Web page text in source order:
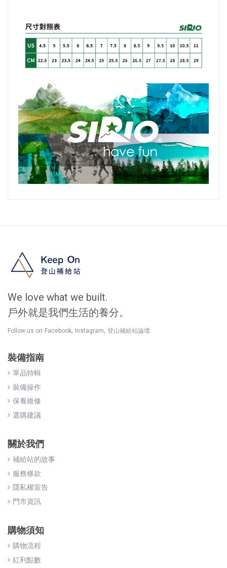
We love what we built.
戶外就是我們生活的養分。
Follow us on Facebook, Instagram, 登山補給站論壇
裝備指南
單品特輯
裝備操作
保養維修
選購建議
關於我們
補給站的故事
服務條款
隱私權宣告
門市資訊
購物須知
購物流程
紅利點數